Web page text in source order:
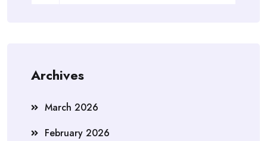
Archives
March 2026
February 2026